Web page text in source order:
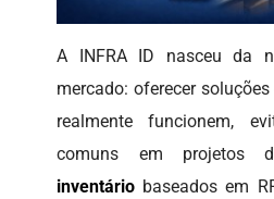
A INFRA ID nasceu da
mercado: oferecer
realmente funcionem,
comuns em projetos
inventário baseados em